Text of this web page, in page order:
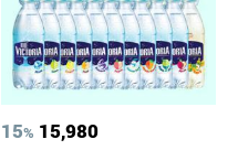
15% 15,980